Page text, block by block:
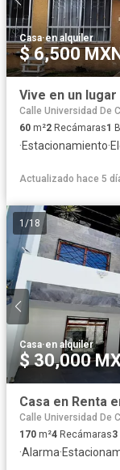
Casa·en alquiler
$ 6,500
Calle Universidad De
60 m²2 Recámaras1
·Estacionamiento·
Actualizado hace 5
1 /18
Casa·en alquiler
$ 30,000
Calle Universidad De
170 m²4 Recámaras3
·Alarma·